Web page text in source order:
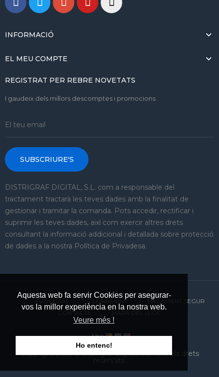
Aquesta web fa servir Cookies per asegurar-
vos la millor experiència en la nostra web.
Veure més !
Ho entenc!
INFORMACIÓ
EL MEU COMPTE
REGISTRAT PER REBRE NOVETATS
I gaudeix dels millors descomptes i promocions
SUBSCRIURE'S
DISTRIGRAF DIGITAL, S.L. com a responsable del
tractament tractarà les teves dades amb la finalitat de
gestionar i tramitar la comanda. Pots accedir, rectificar i
suprimir les teves dades, així com exercir altres drets
consultant la informació addicional i detallada sobre protecció
de dades a la nostra Política de Privadesa.
LLIURAMENT
PAGAMENT SEGUR
CONTACTE
Copyright 2023 © Distrigraf Digital, S.L. Tots els drets